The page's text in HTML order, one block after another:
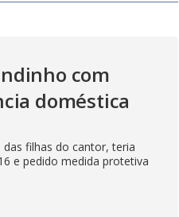
com
doméstica
filhas do cantor, teria
e pedido medida protetiva